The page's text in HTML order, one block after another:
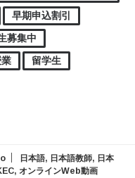
早期申込割引
募集中
留学生
日本語, 日本語教師, 日本
, オンラインWeb動画